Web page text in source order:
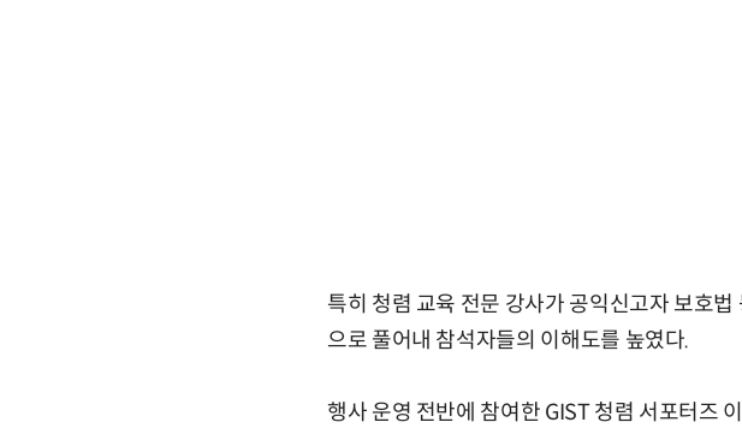
특히 청렴 교육 전문 강사가 공익신고자 보호
으로 풀어내 참석자들의 이해도를 높였다.
행사 운영 전반에 참여한 GIST 청렴 서포터즈